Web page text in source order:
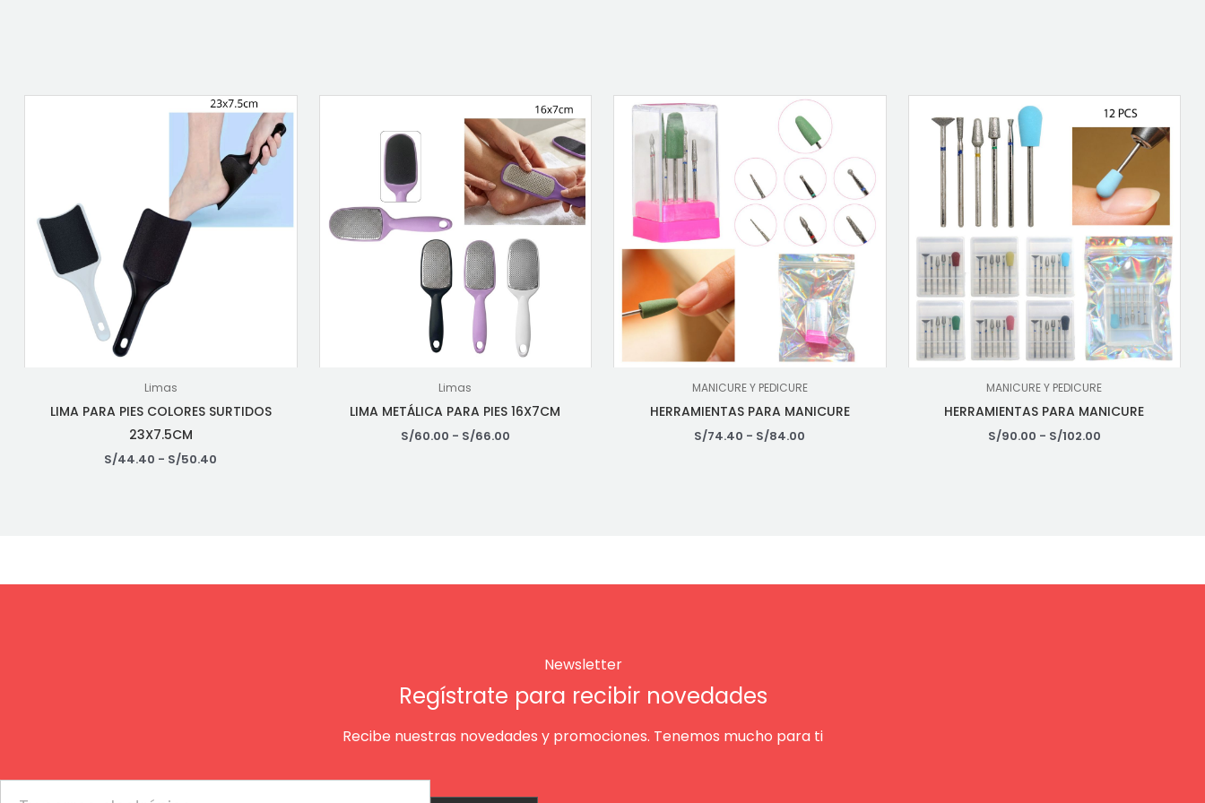
Limas
LIMA PARA PIES COLORES SURTIDOS
23X7.5CM
S/44.40 - S/50.40
Limas
LIMA METÁLICA PARA PIES 16X7CM
S/60.00 - S/66.00
MANICURE Y PEDICURE
HERRAMIENTAS PARA MANICURE
S/74.40 - S/84.00
MANICURE Y PEDICURE
HERRAMIENTAS PARA MANICURE
S/90.00 - S/102.00
Newsletter
Regístrate para recibir novedades
Recibe nuestras novedades y promociones. Tenemos mucho para ti
Enviar